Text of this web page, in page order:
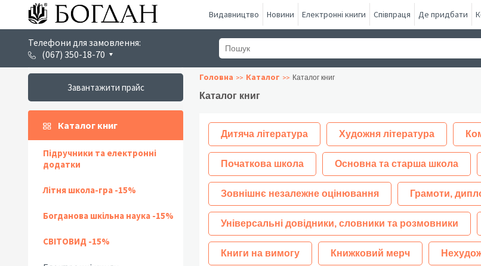
Видавництво Новини Електронні книги Співпраця Де придбати
Телефони для замовлення:
(067) 350-18-70
Завантажити прайс
Каталог книг
Підручники та електронні
додатки
Літня школа-гра -15%
Богданова шкільна наука -15%
СВІТОВИД -15%
Головна Каталог Каталог книг
Каталог книг
Дитяча література Художня література
Початкова школа Основна та старша школа
Зовнішнє незалежне оцінювання Грамоти,
Універсальні довідники, словники та розмовники
Книги на вимогу Книжковий мерч